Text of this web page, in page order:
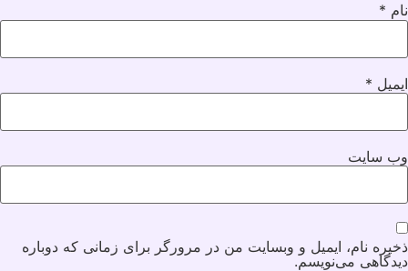
نام *
ایمیل *
وب‌ سایت
ذخیره نام، ایمیل و وبسایت من در مرورگر برای زمانی که دوباره
دیدگاهی می‌نویسم.